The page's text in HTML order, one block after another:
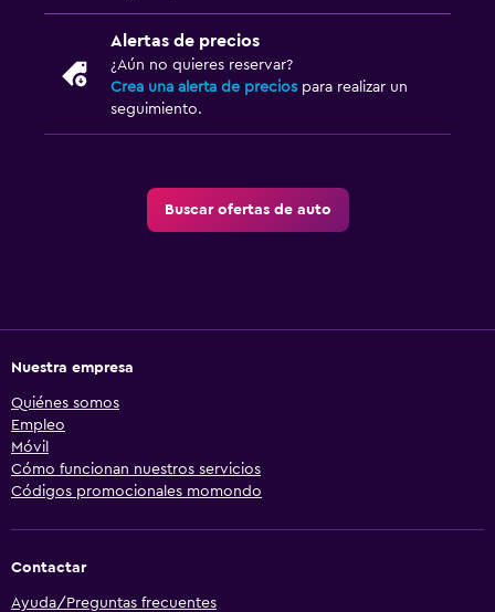
Alertas de precios
¿Aún no quieres reservar?
Crea una alerta de precios para realizar un
seguimiento.
Buscar ofertas de auto
Nuestra empresa
Quiénes somos
Empleo
Móvil
Cómo funcionan nuestros servicios
Códigos promocionales momondo
Contactar
Ayuda/Preguntas frecuentes